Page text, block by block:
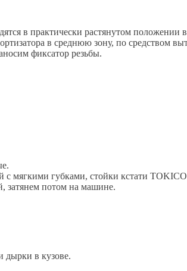
в практически растянутом
в среднюю зону, по средством
фиксатор резьбы.
мягкими губками, стойки кстати
затянем потом на машине.
дырки в кузове.